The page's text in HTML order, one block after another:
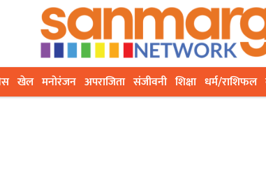
खेल मनोरंजन अपराजिता संजीवनी शिक्षा धर्म/राशिफल